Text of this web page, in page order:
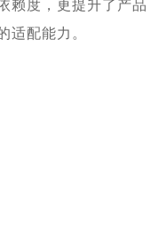
赖度，更提升了产品
适配能力。